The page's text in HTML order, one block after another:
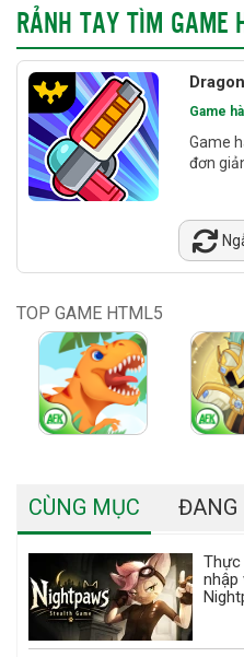
RẢNH TAY TÌM GAME
Game
Game
đơn
TOP GAME HTML5
CÙNG MỤC ĐANG
Thực
nhập